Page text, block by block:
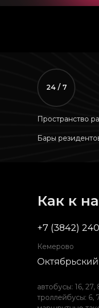
24 / 7
Пространство
Бары
Как к
+7 (3842)
Кемерово
автобусы: 16, 27,
троллейбусы: 6,